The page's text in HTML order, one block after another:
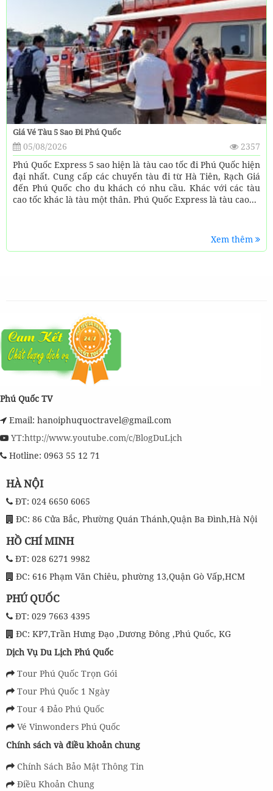
Giá Vé Tàu 5 Sao Đi Phú Quốc
05/08/2026
2357
Phú Quốc Express 5 sao hiện là tàu cao tốc đi Phú Quốc hiện
đại nhất. Cung cấp các chuyến tàu đi từ Hà Tiên, Rạch Giá
đến Phú Quốc cho du khách có nhu cầu. Khác với các tàu
cao tốc khác là tàu một thân. Phú Quốc Express là tàu cao...
Xem thêm
Phú Quốc TV
Email: hanoiphuquoctravel@gmail.com
YT:http://www.youtube.com/c/BlogDuLịch
Hotline: 0963 55 12 71
HÀ NỘI
ĐT: 024 6650 6065
ĐC: 86 Cửa Bắc, Phường Quán Thánh,Quận Ba Đình,Hà Nội
HỒ CHÍ MINH
ĐT: 028 6271 9982
ĐC: 616 Phạm Văn Chiêu, phường 13,Quận Gò Vấp,HCM
PHÚ QUỐC
ĐT: 029 7663 4395
ĐC: KP7,Trần Hưng Đạo ,Dương Đông ,Phú Quốc, KG
Dịch Vụ Du Lịch Phú Quốc
Tour Phú Quốc Trọn Gói
Tour Phú Quốc 1 Ngày
Tour 4 Đảo Phú Quốc
Vé Vinwonders Phú Quốc
Chính sách và điều khoản chung
Chính Sách Bảo Mật Thông Tin
Điều Khoản Chung